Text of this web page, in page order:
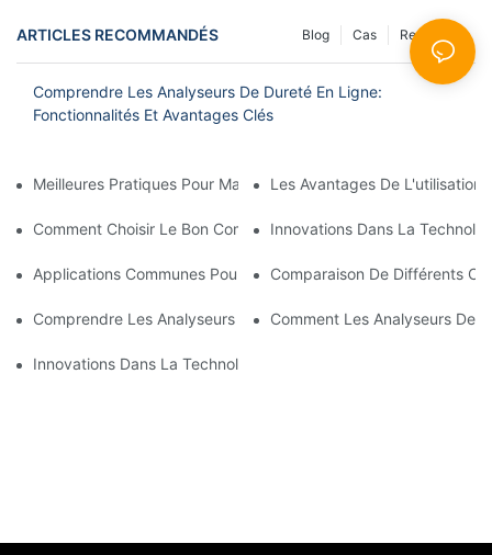
ARTICLES RECOMMANDÉS Ressource
Cas
Blog
Comprendre Les Analyseurs De Dureté En Ligne:
Fonctionnalités Et Avantages Clés
Meilleures Pratiques Pour Maintenir Votre Analyseur D'oxygène
Les Avantages De L'utilisation
Comment Choisir Le Bon Compteur De Qualité De L'eau
Innovations Dans La
Applications Communes Pour Les Compteurs De Qualité De
Comparaison De Différents
Comprendre Les Analyseurs De La Qualité De L'eau: Un
Comment Les Analyseurs De
Innovations Dans La Technologie De L'analyseur De La Qualité